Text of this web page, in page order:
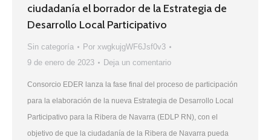
ciudadanía el borrador de la Estrategia de
Desarrollo Local Participativo
Sin categoría Por xwgkujgWF6Jsf0v3
9 de enero de 2023
Deja un comentario
Consorcio EDER lanza la fase final del proceso de participación
para la elaboración de la nueva Estrategia de Desarrollo Local
Participativo para la Ribera de Navarra (EDLP RN), con el
objetivo de que la ciudadanía de la Ribera de Navarra pueda